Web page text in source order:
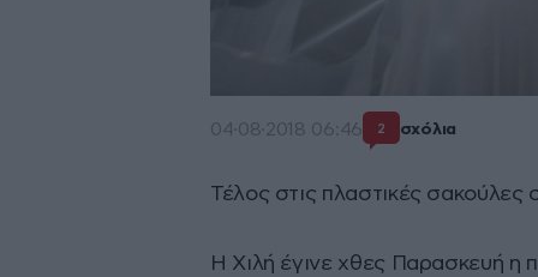
04·08·2018 06:46 2 σχόλια
Τέλος στις πλαστικές σακούλες
Η Χιλή έγινε χθες Παρασκευή η